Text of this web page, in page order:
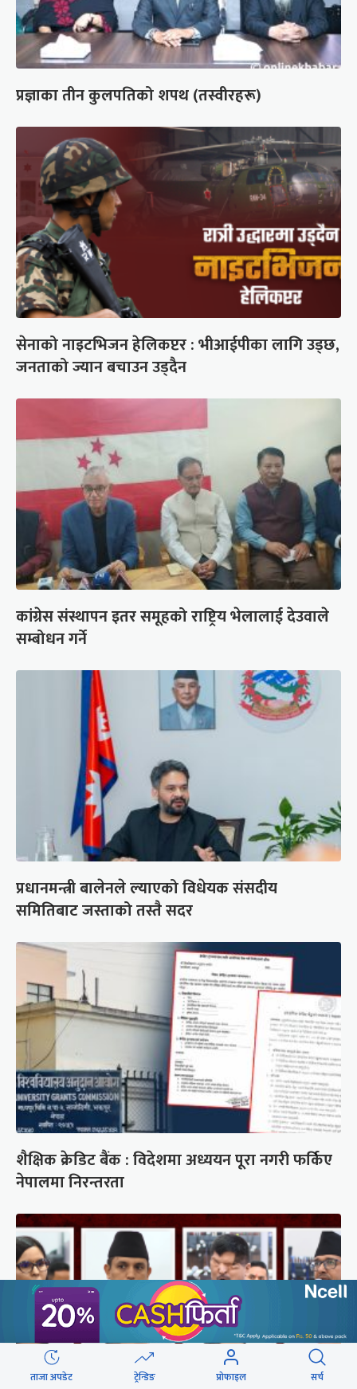
प्रज्ञाका तीन कुलपतिको शपथ (तस्वीरहरू)
सेनाको नाइटभिजन हेलिकप्टर : भीआईपीका लागि उड्छ,
जनताको ज्यान बचाउन उड्दैन
कांग्रेस संस्थापन इतर समूहको राष्ट्रिय भेलालाई देउवाले
सम्बोधन गर्ने
प्रधानमन्त्री बालेनले ल्याएको विधेयक संसदीय
समितिबाट जस्ताको तस्तै सदर
शैक्षिक क्रेडिट बैंक : विदेशमा अध्ययन पूरा नगरी फर्किए
नेपालमा निरन्तरता
ताजा अपडेट ट्रेन्डिङ प्रोफाइल सर्च